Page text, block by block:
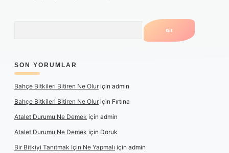
SON YORUMLAR
Bahçe Bitkileri Bitiren Ne Oluriçin admin
Bahçe Bitkileri Bitiren Ne Oluriçin Fırtına
Atalet Durumu Ne Demek için admin
Atalet Durumu Ne Demek için Doruk
Bir Bitkiyi Tanıtmak Için Ne Yapmalı için admin